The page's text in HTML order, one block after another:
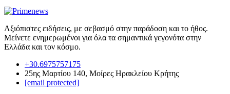
Αξιόπιστες ειδήσεις, με σεβασμό στην παράδοση και το ήθος.
Μείνετε ενημερωμένοι για όλα τα σημαντικά γεγονότα στην
Ελλάδα και τον κόσμο.
+30.6975757175
25ης Μαρτίου 140, Μοίρες Ηρακλείου Κρήτης
[email protected]